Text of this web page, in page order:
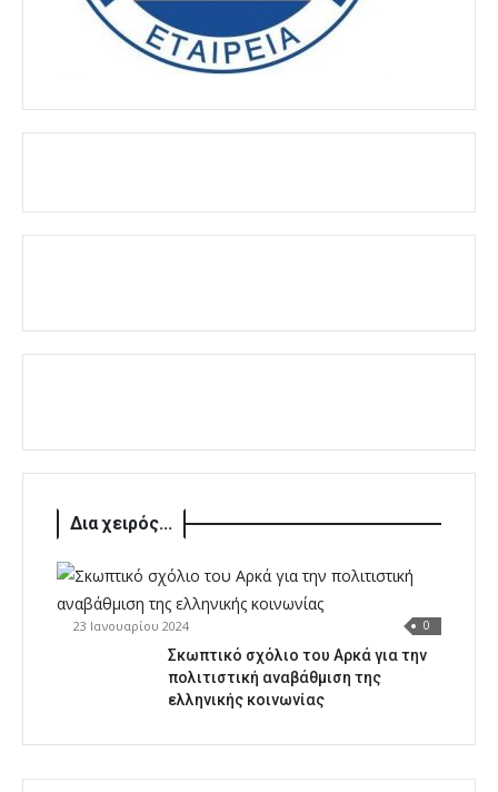
Δια χειρός...
23 Ιανουαρίου 2024 0
Σκωπτικό σχόλιο του Αρκά για την
πολιτιστική αναβάθμιση της
ελληνικής κοινωνίας